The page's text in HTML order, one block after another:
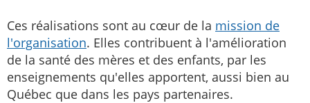
Ces réalisations sont au cœur de la mission de
l'organisation. Elles contribuent à l'amélioration
de la santé des mères et des enfants, par les
enseignements qu'elles apportent, aussi bien au
Québec que dans les pays partenaires.